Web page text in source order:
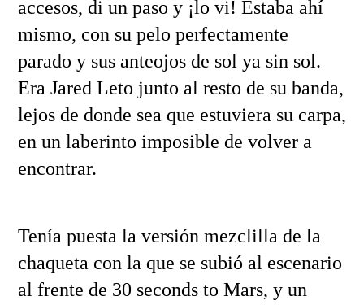
accesos, di un paso y ¡lo vi! Estaba ahí
mismo, con su pelo perfectamente
parado y sus anteojos de sol ya sin sol.
Era Jared Leto junto al resto de su banda,
lejos de donde sea que estuviera su carpa,
en un laberinto imposible de volver a
encontrar.
Tenía puesta la versión mezclilla de la
chaqueta con la que se subió al escenario
al frente de 30 seconds to Mars, y un